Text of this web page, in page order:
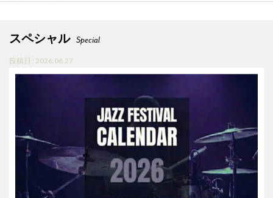
スペシャル Special
投稿日 : 2026.06.27